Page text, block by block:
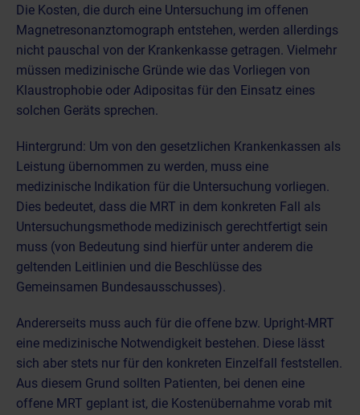
Die Kosten, die durch eine Untersuchung im offenen
Magnetresonanztomograph entstehen, werden allerdings
nicht pauschal von der Krankenkasse getragen. Vielmehr
müssen medizinische Gründe wie das Vorliegen von
Klaustrophobie oder Adipositas für den Einsatz eines
solchen Geräts sprechen.
Hintergrund: Um von den gesetzlichen Krankenkassen als
Leistung übernommen zu werden, muss eine
medizinische Indikation für die Untersuchung vorliegen.
Dies bedeutet, dass die MRT in dem konkreten Fall als
Untersuchungsmethode medizinisch gerechtfertigt sein
muss (von Bedeutung sind hierfür unter anderem die
geltenden Leitlinien und die Beschlüsse des
Gemeinsamen Bundesausschusses).
Andererseits muss auch für die offene bzw. Upright-MRT
eine medizinische Notwendigkeit bestehen. Diese lässt
sich aber stets nur für den konkreten Einzelfall feststellen.
Aus diesem Grund sollten Patienten, bei denen eine
offene MRT geplant ist, die Kostenübernahme vorab mit